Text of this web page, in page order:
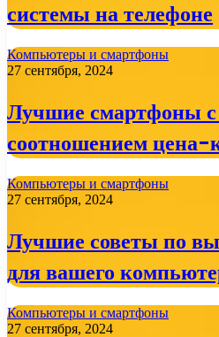
системы на телефоне
Компьютеры и смартфоны
27 сентября, 2024
Лучшие смартфоны
соотношением цена-
Компьютеры и смартфоны
27 сентября, 2024
Лучшие советы по
для вашего
Компьютеры и смартфоны
27 сентября, 2024